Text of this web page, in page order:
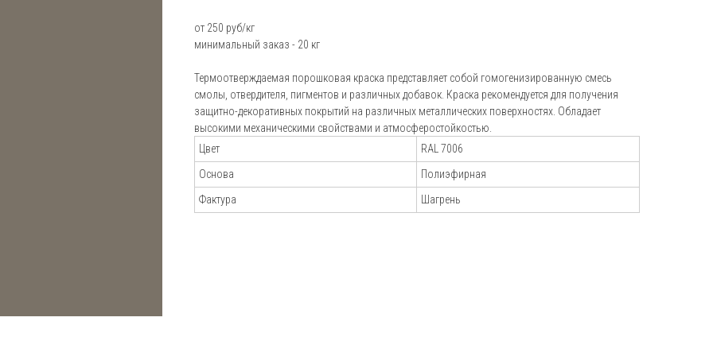
г. Ярославль, ул. Полушкина роща, д.
16с34
Блог
порошковой
краски
Калькулятор
расхода краски
Отзывы
Установки порошковой окраски Electron
от 250 руб/кг
минимальный заказ - 20 кг
Термоотверждаемая порошковая краска представляет собой гомогенизированную смесь
смолы, отвердителя, пигментов и различных добавок. Краска рекомендуется для получения
защитно-декоративных покрытий на различных металлических поверхностях. Обладает
высокими механическими свойствами и атмосферостойкостью.
Цвет
RAL 7006
Основа
Полиэфирная
Фактура
Шагрень